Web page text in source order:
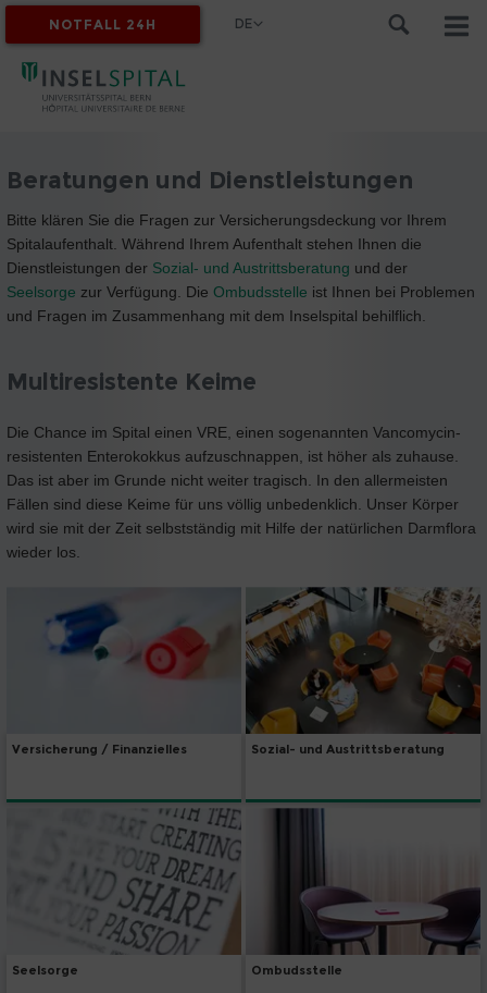
MYINSEL
NOTFALL 24H DE
Beratungen und Dienstleistungen
Bitte klären Sie die Fragen zur Versicherungsdeckung vor Ihrem
Spitalaufenthalt. Während Ihrem Aufenthalt stehen Ihnen die
Dienstleistungen der Sozial- und Austrittsberatung und der
Seelsorge zur Verfügung. Die Ombudsstelle ist Ihnen bei Problemen
und Fragen im Zusammenhang mit dem Inselspital behilflich.
Multiresistente Keime
Die Chance im Spital einen VRE, einen sogenannten Vancomycin-
resistenten Enterokokkus aufzuschnappen, ist höher als zuhause.
Das ist aber im Grunde nicht weiter tragisch. In den allermeisten
Fällen sind diese Keime für uns völlig unbedenklich. Unser Körper
wird sie mit der Zeit selbstständig mit Hilfe der natürlichen Darmflora
wieder los.
Versicherung / Finanzielles Sozial- und Austrittsberatung
Seelsorge Ombudsstelle